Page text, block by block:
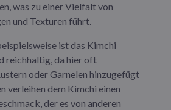
was zu einer Vielfalt von
und Texturen führt.
ist das Kimchi
reichhaltig, da hier oft
oder Garnelen hinzugefügt
verleihen dem Kimchi einen
der es von anderen